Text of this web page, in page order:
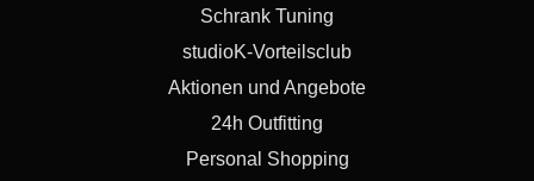
Schrank Tuning
studioK-Vorteilsclub
Aktionen und Angebote
24h Outfitting
Personal Shopping